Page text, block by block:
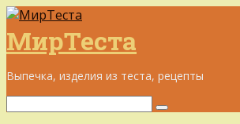
Перейти
к
контенту
МирТеста
Выпечка, изделия из теста, рецепты
Поиск: